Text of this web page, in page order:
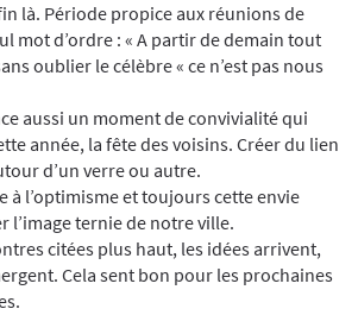
là. Période propice aux réunions de
mot d’ordre : « A partir de demain tout
oublier le célèbre « ce n’est pas nous
aussi un moment de convivialité qui
année, la fête des voisins. Créer du lien
d’un verre ou autre.
à l’optimisme et toujours cette envie
l’image ternie de notre ville.
citées plus haut, les idées arrivent,
Cela sent bon pour les prochaines